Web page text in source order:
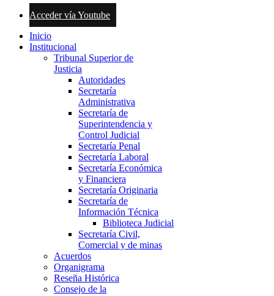
Acceder vía Youtube
Inicio
Institucional
Tribunal Superior de
Justicia
Autoridades
Secretaría
Administrativa
Secretaría de
Superintendencia y
Control Judicial
Secretaría Penal
Secretaría Laboral
Secretaría Económica
y Financiera
Secretaría Originaria
Secretaría de
Información Técnica
Biblioteca Judicial
Secretaría Civil,
Comercial y de minas
Acuerdos
Organigrama
Reseña Histórica
Consejo de la